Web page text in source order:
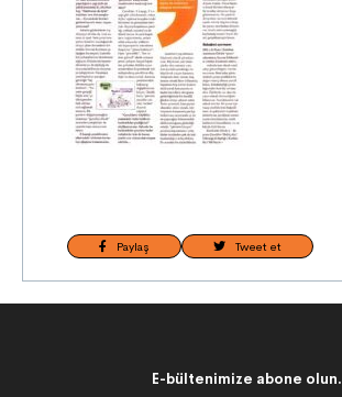
Paylaş Tweet et
E-bültenimize abone olun.